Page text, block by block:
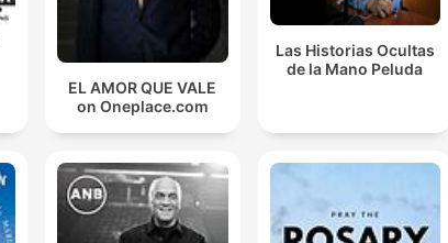
EL AMOR QUE VALE
on Oneplace.com
Las Historias Ocultas
de la Mano Peluda